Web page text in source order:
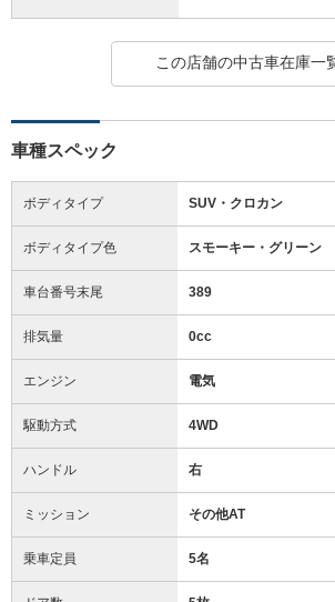
この店舗の中古車在庫一
車種スペック
ボディタイプ SUV・クロカン
ボディタイプ色 スモーキー・グリーン
車台番号末尾 389
排気量 0cc
エンジン 電気
駆動方式 4WD
ハンドル 右
ミッション その他AT
乗車定員 5名